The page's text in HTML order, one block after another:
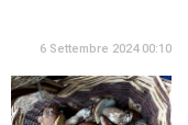
6 Settembre 2024 00:10